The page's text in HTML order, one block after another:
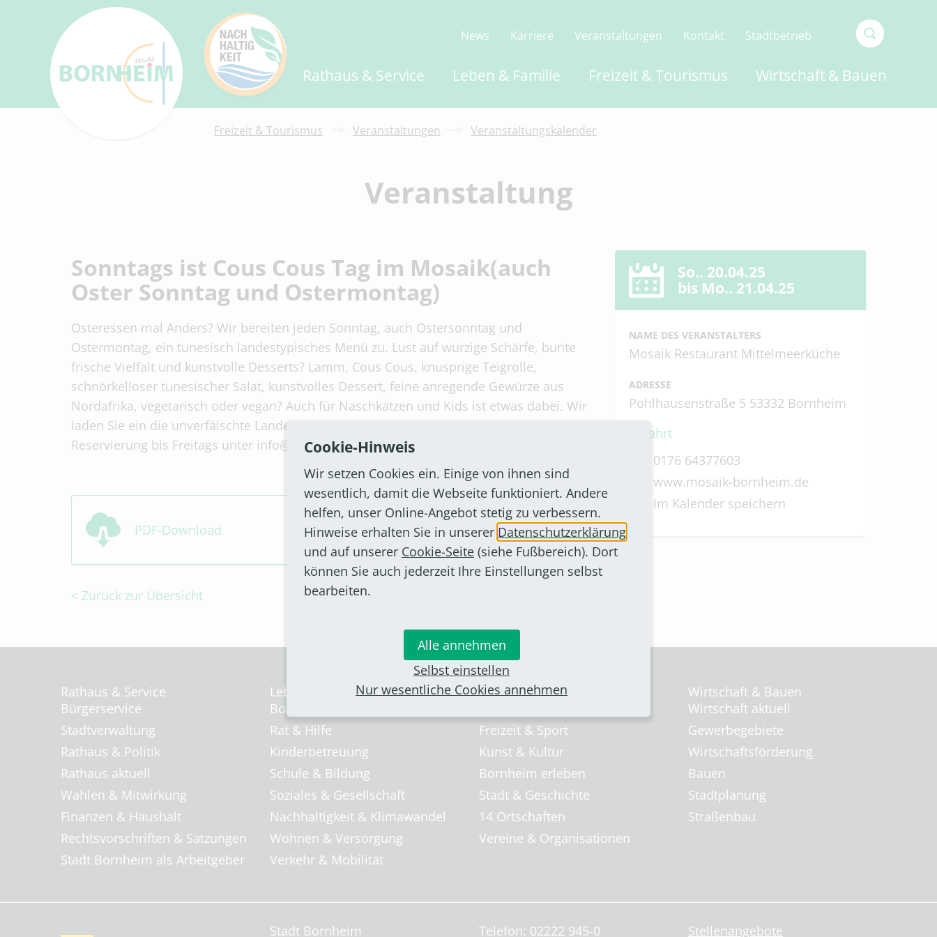
Rathaus & Service Leben & Familie Freizeit & Tourismus Wirtschaft & Bauen
News Karriere Veranstaltungen Kontakt
Stadtbetrieb
more
for
Freizeit & Tourismus Veranstaltungen Veranstaltungskalender
Veranstaltung
Sonntags ist Cous Cous Tag im Mosaik(auch
Oster Sonntag und Ostermontag)
Osteressen mal Anders? Wir bereiten jeden Sonntag, auch Ostersonntag und
Ostermontag, ein tunesisch landestypisches Menü zu. Lust auf würzige Schärfe, bunte
frische Vielfalt und kunstvolle Desserts? Lamm, Cous Cous, knusprige Teigrolle,
schnörkelloser tunesischer Salat, kunstvolles Dessert, feine anregende Gewürze aus
Nordafrika, vegetarisch oder vegan? Auch für Naschkatzen und Kids ist etwas dabei. Wir
laden Sie ein die unverfälschte Landesküche mit uns zu erleben. Vorbestellung und
Reservierung bis Freitags unter info@mosaik-bornheim.de oder 0176-21770910
PDF-Download
So.. 20.04.25
bis Mo.. 21.04.25
NAME DES VERANSTALTERS
Mosaik Restaurant Mittelmeerküche
ADRESSE
Pohlhausenstraße 5 53332 Bornheim
Anfahrt
0176 64377603
www.mosaik-bornheim.de
Im Kalender speichern
< Zurück zur Übersicht
Rathaus & Service
Bürgerservice
Stadtverwaltung
Rathaus & Politik
Rathaus aktuell
Wahlen & Mitwirkung
Finanzen & Haushalt
Rechtsvorschriften & Satzungen
Stadt Bornheim als Arbeitgeber
Leben & Familie
Bornheim für ...
Rat & Hilfe
Kinderbetreuung
Schule & Bildung
Soziales & Gesellschaft
Nachhaltigkeit & Klimawandel
Wohnen & Versorgung
Verkehr & Mobilität
Freizeit & Tourismus
Freizeit & Sport
Kunst & Kultur
Bornheim erleben
Stadt & Geschichte
14 Ortschaften
Vereine & Organisationen
Wirtschaft & Bauen
Wirtschaft aktuell
Gewerbegebiete
Wirtschaftsförderung
Bauen
Stadtplanung
Straßenbau
Stadt Bornheim Telefon: 02222 945-0 Stellenangebote
Cookie-Hinweis
Wir setzen Cookies ein. Einige von ihnen sind
wesentlich, damit die Webseite funktioniert. Andere
helfen, unser Online-Angebot stetig zu verbessern.
Hinweise erhalten Sie in unserer Datenschutzerklärung
und auf unserer Cookie-Seite (siehe Fußbereich). Dort
können Sie auch jederzeit Ihre Einstellungen selbst
bearbeiten.
Alle annehmen
Selbst einstellen
Nur wesentliche Cookies annehmen